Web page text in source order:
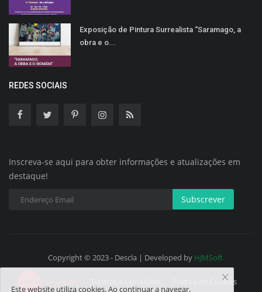
Exposição de Pintura Surrealista “Saramago, a
obra e o...
REDES SOCIAIS
Inscreva-se aqui para obter informações e atualizações em
destaque!
Subscrever
Copyright © 2023 - Descla | Developed by HJMSoft
Política de Cookies
Este website utiliza cookies. Ao continuar a navegar,